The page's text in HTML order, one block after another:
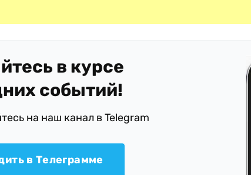
в курсе
событий!
на наш канал в Telegram
в Телеграмме